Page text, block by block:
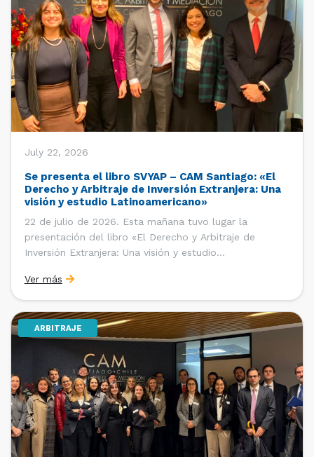
July 22, 2026
Se presenta el libro SVYAP – CAM Santiago: «El
Derecho y Arbitraje de Inversión Extranjera: Una
visión y estudio Latinoamericano»
22 de julio de 2026. Esta mañana tuvo lugar la
presentación del libro «El Derecho y Arbitraje de
Inversión Extranjera: Una visión y estudio
«Santiago Very Young Arbitration Practitioners»
(SVYAP), iniciativa que reúne a jóvenes profesionales
interesados en el arbitraje doméstico e internacional,
[…]
Ver más
ARBITRAJE